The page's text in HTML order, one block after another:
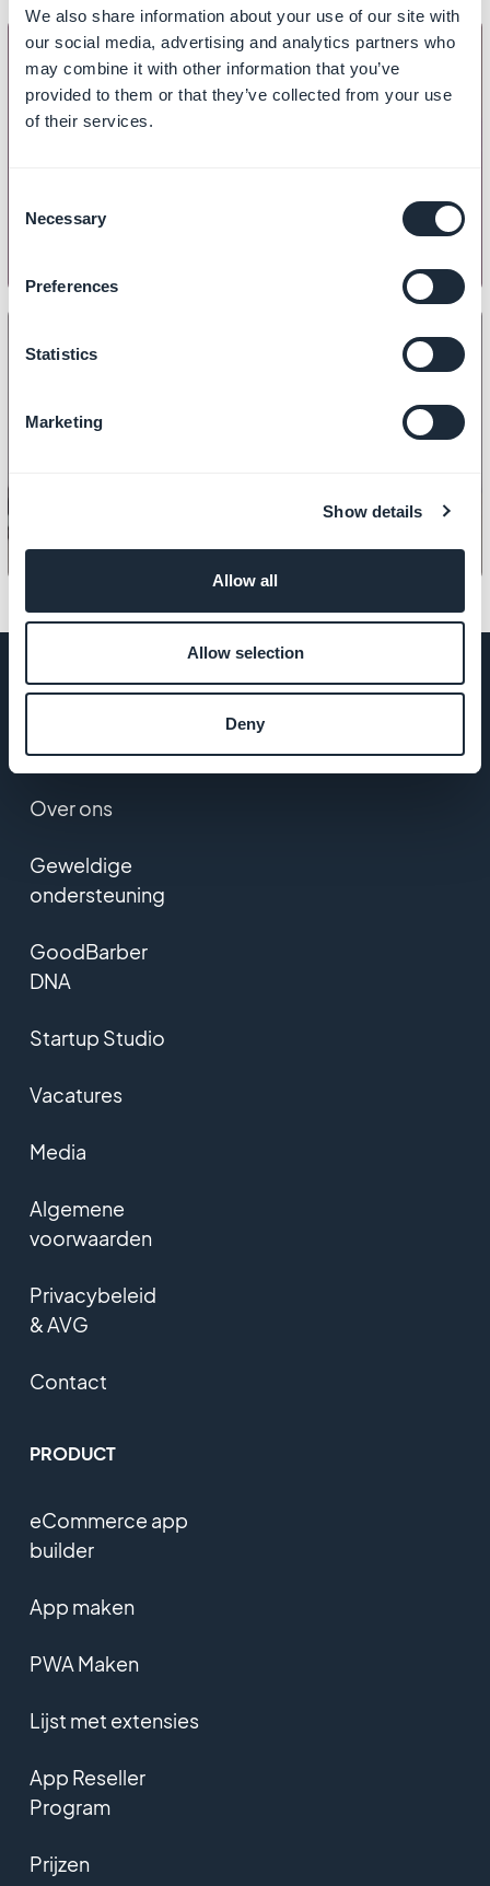
We also share information about your use of our site with
our social media, advertising and analytics partners who
may combine it with other information that you’ve
provided to them or that they’ve collected from your use
of their services.
Selection
Necessary
Preferences
Statistics
Marketing
Show details
Allow all
Allow selection
Deny
Hoe kiest u de grootte van uw
Over ons
Geweldige
ondersteuning
GoodBarber
DNA
Startup Studio
Vacatures
Media
Algemene
voorwaarden
Privacybeleid
& AVG
Contact
PRODUCT
eCommerce app
builder
App maken
PWA Maken
Lijst met extensies
App Reseller
Program
Prijzen